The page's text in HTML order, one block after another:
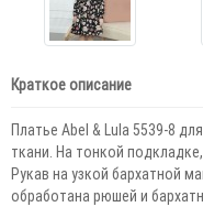
Краткое описание
Платье Abel & Lula 5539-8
ткани. На тонкой
Рукав на узкой бархатной
обработана рюшей и